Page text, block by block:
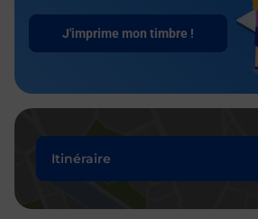
J'imprime mon timbre !
Itinéraire